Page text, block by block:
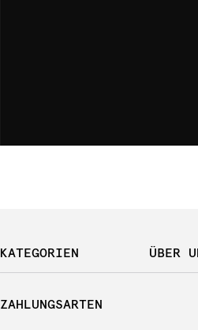
KATEGORIEN ÜBER
ZAHLUNGSARTEN